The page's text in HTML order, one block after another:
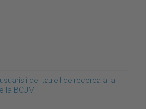
i del taulell de recerca a la
la BCUM